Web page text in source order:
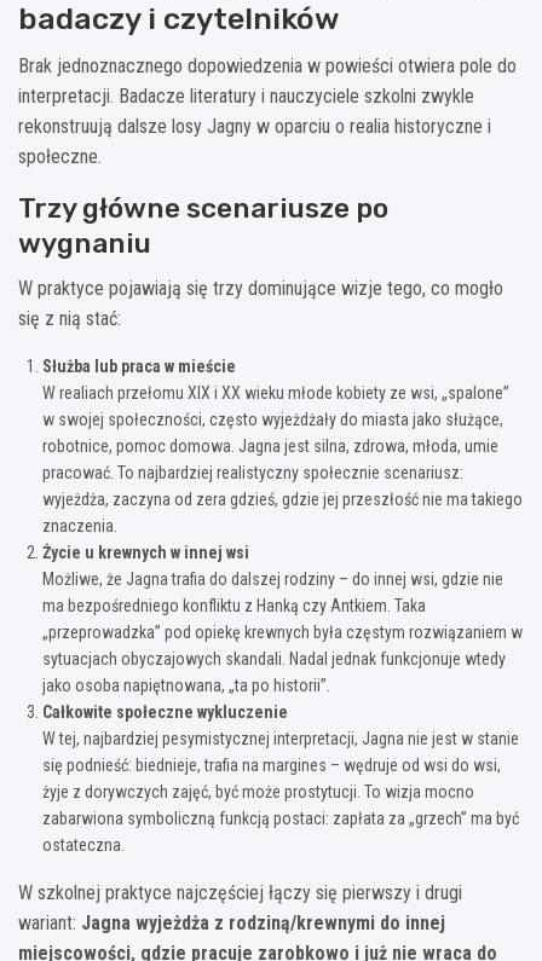
badaczy i czytelników
Brak jednoznacznego dopowiedzenia w powieści otwiera pole do
interpretacji. Badacze literatury i nauczyciele szkolni zwykle
rekonstruują dalsze losy Jagny w oparciu o realia historyczne i
społeczne.
Trzy główne scenariusze po
wygnaniu
W praktyce pojawiają się trzy dominujące wizje tego, co mogło
się z nią stać:
Służba lub praca w mieście
W realiach przełomu XIX i XX wieku młode kobiety ze wsi, „spalone”
w swojej społeczności, często wyjeżdżały do miasta jako służące,
robotnice, pomoc domowa. Jagna jest silna, zdrowa, młoda, umie
pracować. To najbardziej realistyczny społecznie scenariusz:
wyjeżdża, zaczyna od zera gdzieś, gdzie jej przeszłość nie ma takiego
znaczenia.
Życie u krewnych w innej wsi
Możliwe, że Jagna trafia do dalszej rodziny – do innej wsi, gdzie nie
ma bezpośredniego konfliktu z Hanką czy Antkiem. Taka
„przeprowadzka” pod opiekę krewnych była częstym rozwiązaniem w
sytuacjach obyczajowych skandali. Nadal jednak funkcjonuje wtedy
jako osoba napiętnowana, „ta po historii”.
Całkowite społeczne wykluczenie
W tej, najbardziej pesymistycznej interpretacji, Jagna nie jest w stanie
się podnieść: biednieje, trafia na margines – wędruje od wsi do wsi,
żyje z dorywczych zajęć, być może prostytucji. To wizja mocno
zabarwiona symboliczną funkcją postaci: zapłata za „grzech” ma być
ostateczna.
W szkolnej praktyce najczęściej łączy się pierwszy i drugi
wariant: Jagna wyjeżdża z rodziną/krewnymi do innej
miejscowości, gdzie pracuje zarobkowo i już nie wraca do